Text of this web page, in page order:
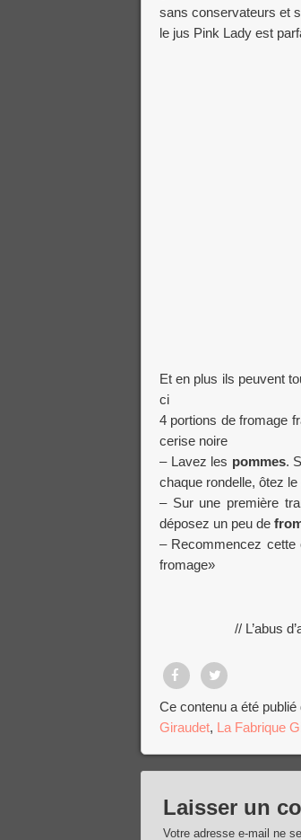
sans conservateurs et
le jus Pink Lady est
Et en plus ils peuvent
ci
4 portions de fromage
cerise noire
– Lavez les pommes.
chaque rondelle, ôtez
– Sur une première
déposez un peu de
– Recommencez cette
fromage»
// L’abus
Partager
sur
Facebook
Tweet
Ce contenu a été publié
Giraudet, La Fabrique
Laisser un
Votre adresse e-mail ne